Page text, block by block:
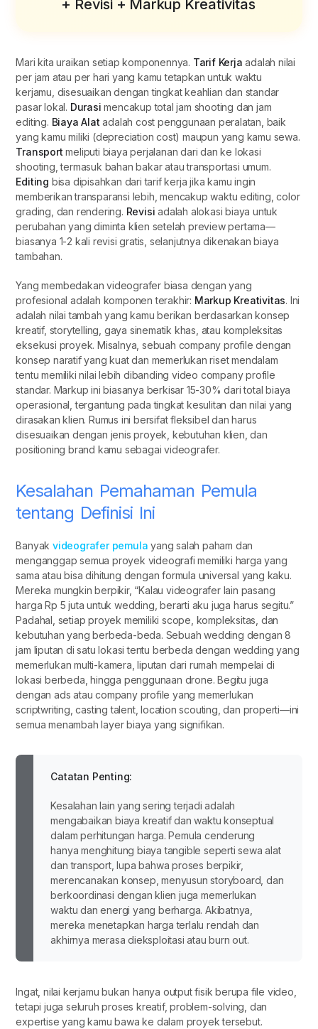
+ Revisi + Markup Kreativitas
Mari kita uraikan setiap komponennya. Tarif Kerja adalah nilai
per jam atau per hari yang kamu tetapkan untuk waktu
kerjamu, disesuaikan dengan tingkat keahlian dan standar
pasar lokal. Durasi mencakup total jam shooting dan jam
editing. Biaya Alat adalah cost penggunaan peralatan, baik
yang kamu miliki (depreciation cost) maupun yang kamu sewa.
Transport meliputi biaya perjalanan dari dan ke lokasi
shooting, termasuk bahan bakar atau transportasi umum.
Editing bisa dipisahkan dari tarif kerja jika kamu ingin
memberikan transparansi lebih, mencakup waktu editing, color
grading, dan rendering. Revisi adalah alokasi biaya untuk
perubahan yang diminta klien setelah preview pertama—
biasanya 1-2 kali revisi gratis, selanjutnya dikenakan biaya
tambahan.
Yang membedakan videografer biasa dengan yang
profesional adalah komponen terakhir: Markup Kreativitas. Ini
adalah nilai tambah yang kamu berikan berdasarkan konsep
kreatif, storytelling, gaya sinematik khas, atau kompleksitas
eksekusi proyek. Misalnya, sebuah company profile dengan
konsep naratif yang kuat dan memerlukan riset mendalam
tentu memiliki nilai lebih dibanding video company profile
standar. Markup ini biasanya berkisar 15-30% dari total biaya
operasional, tergantung pada tingkat kesulitan dan nilai yang
dirasakan klien. Rumus ini bersifat fleksibel dan harus
disesuaikan dengan jenis proyek, kebutuhan klien, dan
positioning brand kamu sebagai videografer.
Kesalahan Pemahaman Pemula
tentang Definisi Ini
Banyak videografer pemula yang salah paham dan
menganggap semua proyek videografi memiliki harga yang
sama atau bisa dihitung dengan formula universal yang kaku.
Mereka mungkin berpikir, “Kalau videografer lain pasang
harga Rp 5 juta untuk wedding, berarti aku juga harus segitu.”
Padahal, setiap proyek memiliki scope, kompleksitas, dan
kebutuhan yang berbeda-beda. Sebuah wedding dengan 8
jam liputan di satu lokasi tentu berbeda dengan wedding yang
memerlukan multi-kamera, liputan dari rumah mempelai di
lokasi berbeda, hingga penggunaan drone. Begitu juga
dengan ads atau company profile yang memerlukan
scriptwriting, casting talent, location scouting, dan properti—ini
semua menambah layer biaya yang signifikan.
Catatan Penting:
Kesalahan lain yang sering terjadi adalah
mengabaikan biaya kreatif dan waktu konseptual
dalam perhitungan harga. Pemula cenderung
hanya menghitung biaya tangible seperti sewa alat
dan transport, lupa bahwa proses berpikir,
merencanakan konsep, menyusun storyboard, dan
berkoordinasi dengan klien juga memerlukan
waktu dan energi yang berharga. Akibatnya,
mereka menetapkan harga terlalu rendah dan
akhirnya merasa dieksploitasi atau burn out.
Ingat, nilai kerjamu bukan hanya output fisik berupa file video,
tetapi juga seluruh proses kreatif, problem-solving, dan
expertise yang kamu bawa ke dalam proyek tersebut.